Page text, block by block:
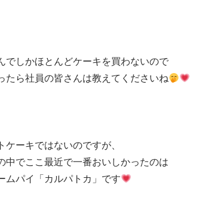
でしかほとんどケーキを買わないので
たら社員の皆さんは教えてくださいね
ケーキではないのですが、
中でここ最近で一番おいしかったのは
ムパイ「カルパトカ」です